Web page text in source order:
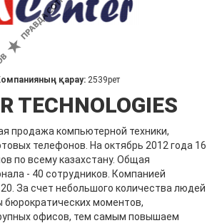
қарау: 2539рет
TECHNOLOGIES
продажа компьютерной техники,
телефонов. На октябрь 2012 года 16
по всему казахстану. Общая
- 40 сотрудников. Компанией
За счет небольшого количества людей
моментов,
офисов, тем самым повышаем